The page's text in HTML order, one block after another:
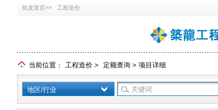
筑龙首页>> 工程造价
当前位置： 工程造价 > 定额查询 > 项目详细
地区/行业